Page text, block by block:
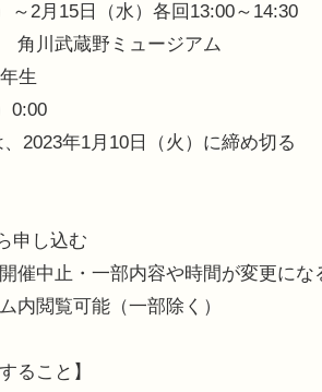
～2月15日（水）各回13:00～14:30
角川武蔵野ミュージアム
生
0:00
2023年1月10日（火）に締め切る
申し込む
催中止・一部内容や時間が変更にな
内閲覧可能（一部除く）
ること】